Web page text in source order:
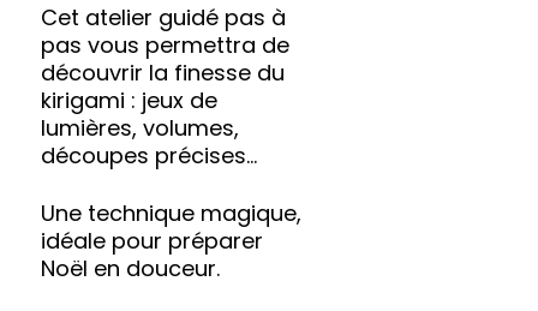
Cet atelier guidé pas à
pas vous permettra de
découvrir la finesse du
kirigami : jeux de
lumières, volumes,
découpes précises…
Une technique magique,
idéale pour préparer
Noël en douceur.